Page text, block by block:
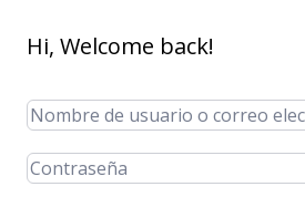
Hi, Welcome back!